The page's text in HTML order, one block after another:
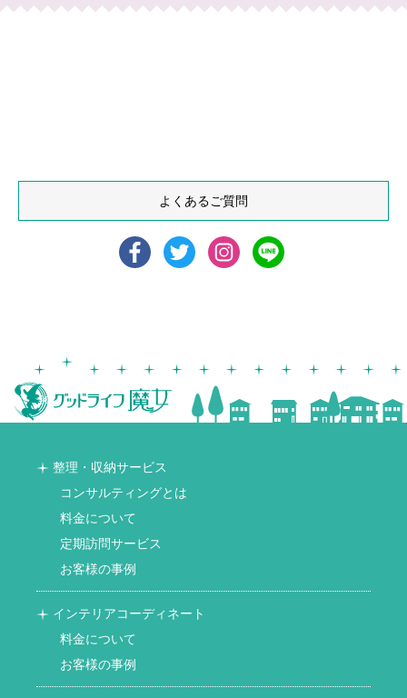
よくあるご質問
整理・収納サービス
コンサルティングとは
料金について
定期訪問サービス
お客様の事例
インテリアコーディネート
料金について
お客様の事例